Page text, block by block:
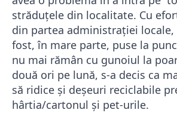
străduțele din localitate. Cu
din partea administrației
fost, în mare parte, puse la
nu mai rămân cu gunoiul la
două ori pe lună, s-a decis ca
să ridice și deșeuri reciclabile
hârtia/cartonul și pet-urile.